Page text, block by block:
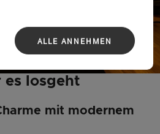
es losgeht
mit modernem
ALLE ANNEHMEN